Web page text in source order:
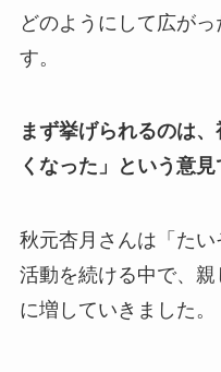
どのようにして広が
す。
まず挙げられるのは
くなった」という意見
秋元杏月さんは「た
活動を続ける中で、
に増していきました。